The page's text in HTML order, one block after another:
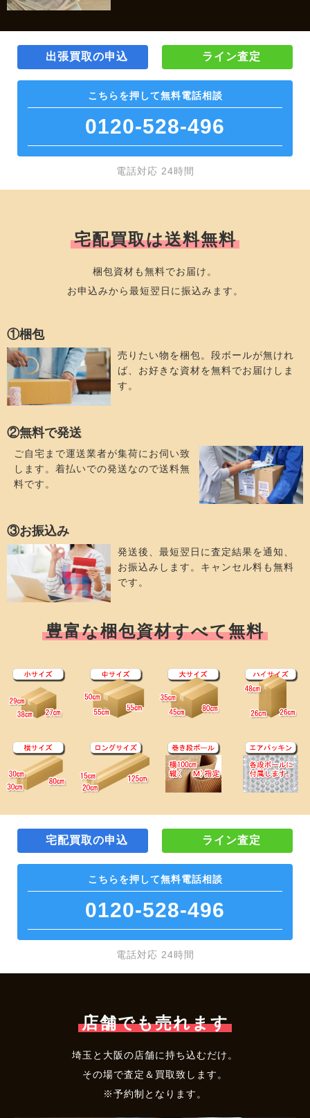
出張買取の申込 ライン査定
こちらを押して無料電話相談
0120-528-496
電話対応 24時間
宅配買取は送料無料
梱包資材も無料でお届け。
お申込みから最短翌日に振込みます。
①梱包
売りたい物を梱包。段ボールが無けれ
ば、お好きな資材を無料でお届けしま
す。
②無料で発送
ご自宅まで運送業者が集荷にお伺い致
します。着払いでの発送なので送料無
料です。
③お振込み
発送後、最短翌日に査定結果を通知、
お振込みします。キャンセル料も無料
です。
豊富な梱包資材すべて無料
宅配買取の申込 ライン査定
こちらを押して無料電話相談
0120-528-496
電話対応 24時間
店舗でも売れます
埼玉と大阪の店舗に持ち込むだけ。
その場で査定＆買取致します。
※予約制となります。